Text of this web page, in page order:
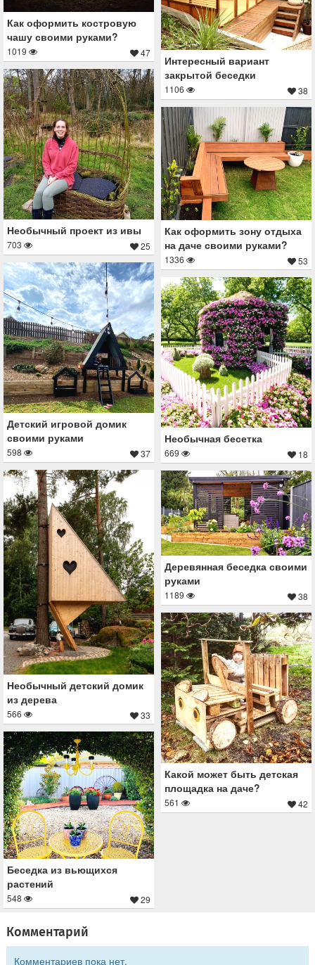
Как оформить костровую
чашу своими руками?
1019 47
Интересный вариант
закрытой беседки
1106 38
Необычный проект из ивы
703 25
Как оформить зону отдыха
на даче своими руками?
1336 53
Детский игровой домик
своими руками
598 37
Необычная бесетка
669 18
Необычный детский домик
из дерева
566 33
Деревянная беседка своими
руками
1189 38
Какой может быть детская
площадка на даче?
561 42
Беседка из вьющихся
растений
548 29
Комментарий
Комментариев пока нет.